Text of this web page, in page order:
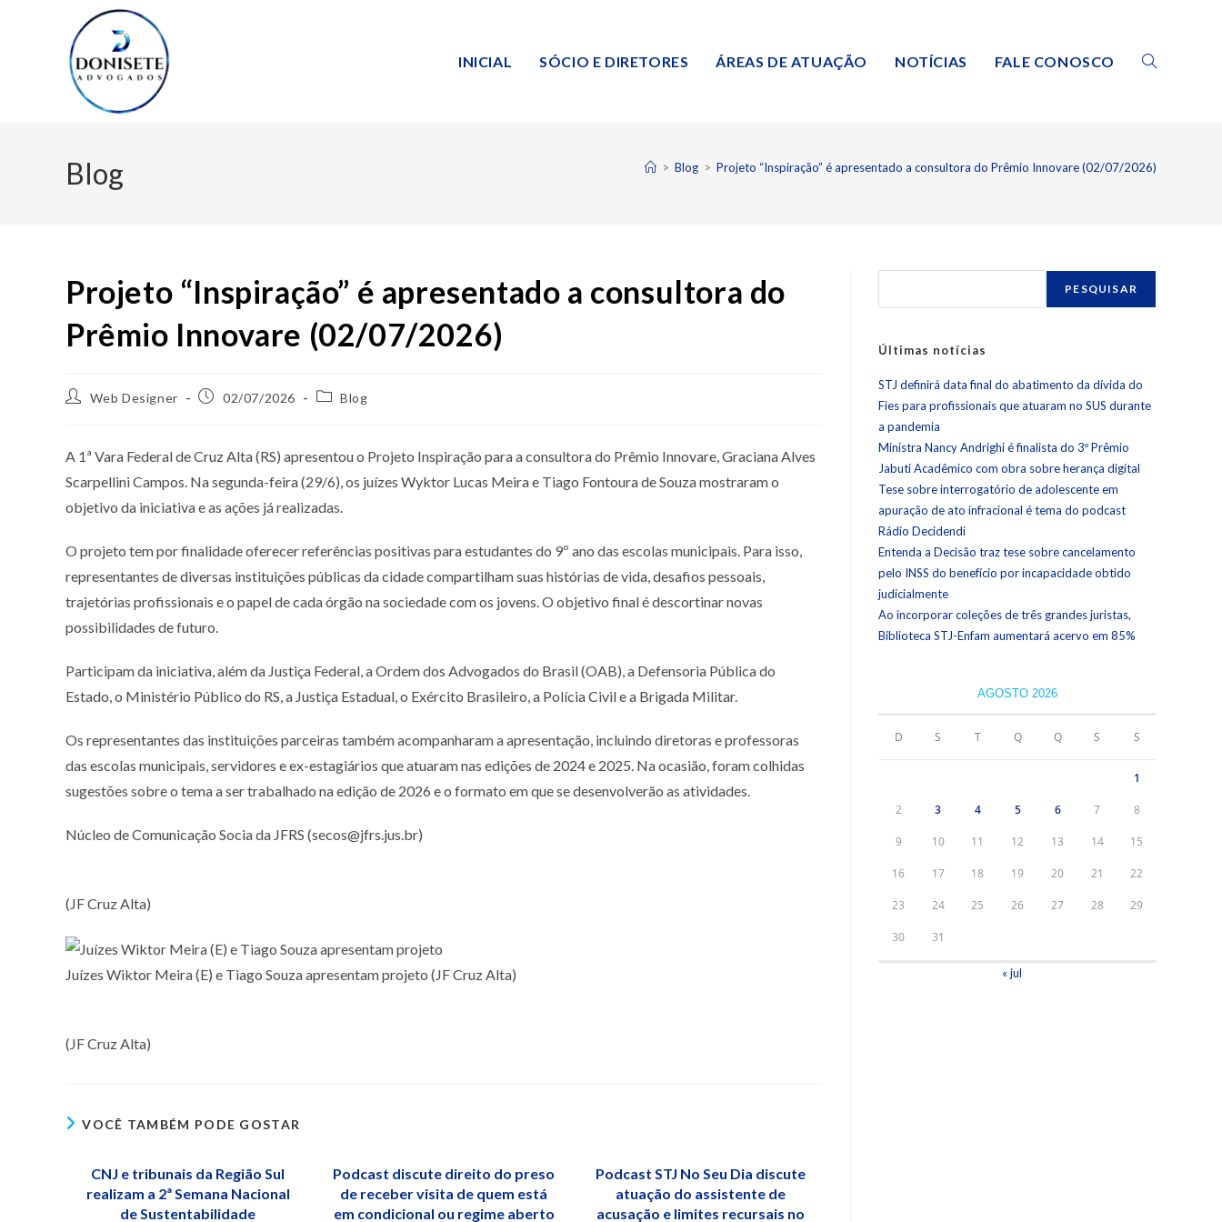
INICIAL SÓCIO E DIRETORES ÁREAS DE ATUAÇÃO NOTÍCIAS FALE CONOSCO
Blog > Blog > Projeto “Inspiração” é apresentado a consultora do Prêmio Innovare (02/07/2026)
Projeto “Inspiração” é apresentado a consultora do
Prêmio Innovare (02/07/2026)
Web Designer 02/07/2026 Blog
A 1ª Vara Federal de Cruz Alta (RS) apresentou o Projeto Inspiração para a consultora do Prêmio Innovare, Graciana Alves
Scarpellini Campos. Na segunda-feira (29/6), os juízes Wyktor Lucas Meira e Tiago Fontoura de Souza mostraram o
objetivo da iniciativa e as ações já realizadas.
O projeto tem por finalidade oferecer referências positivas para estudantes do 9º ano das escolas municipais. Para isso,
representantes de diversas instituições públicas da cidade compartilham suas histórias de vida, desafios pessoais,
trajetórias profissionais e o papel de cada órgão na sociedade com os jovens. O objetivo final é descortinar novas
possibilidades de futuro.
Participam da iniciativa, além da Justiça Federal, a Ordem dos Advogados do Brasil (OAB), a Defensoria Pública do
Estado, o Ministério Público do RS, a Justiça Estadual, o Exército Brasileiro, a Polícia Civil e a Brigada Militar.
Os representantes das instituições parceiras também acompanharam a apresentação, incluindo diretoras e professoras
das escolas municipais, servidores e ex-estagiários que atuaram nas edições de 2024 e 2025. Na ocasião, foram colhidas
sugestões sobre o tema a ser trabalhado na edição de 2026 e o formato em que se desenvolverão as atividades.
Núcleo de Comunicação Socia da JFRS (secos@jfrs.jus.br)
(JF Cruz Alta)
Juízes Wiktor Meira (E) e Tiago Souza apresentam projeto (JF Cruz Alta)
(JF Cruz Alta)
VOCÊ TAMBÉM PODE GOSTAR
CNJ e tribunais da Região Sul
realizam a 2ª Semana Nacional
de Sustentabilidade
Podcast discute direito do preso
de receber visita de quem está
em condicional ou regime aberto
Podcast STJ No Seu Dia discute
atuação do assistente de
acusação e limites recursais no
PESQUISAR
Últimas notícias
STJ definirá data final do abatimento da dívida do
Fies para profissionais que atuaram no SUS durante
a pandemia
Ministra Nancy Andrighi é finalista do 3º Prêmio
Jabuti Acadêmico com obra sobre herança digital
Tese sobre interrogatório de adolescente em
apuração de ato infracional é tema do podcast
Rádio Decidendi
Entenda a Decisão traz tese sobre cancelamento
pelo INSS do benefício por incapacidade obtido
judicialmente
Ao incorporar coleções de três grandes juristas,
Biblioteca STJ-Enfam aumentará acervo em 85%
AGOSTO 2026
D S T Q Q S S
1
2 3 4 5 6 7 8
9 10 11 12 13 14 15
16 17 18 19 20 21 22
23 24 25 26 27 28 29
30 31
« jul